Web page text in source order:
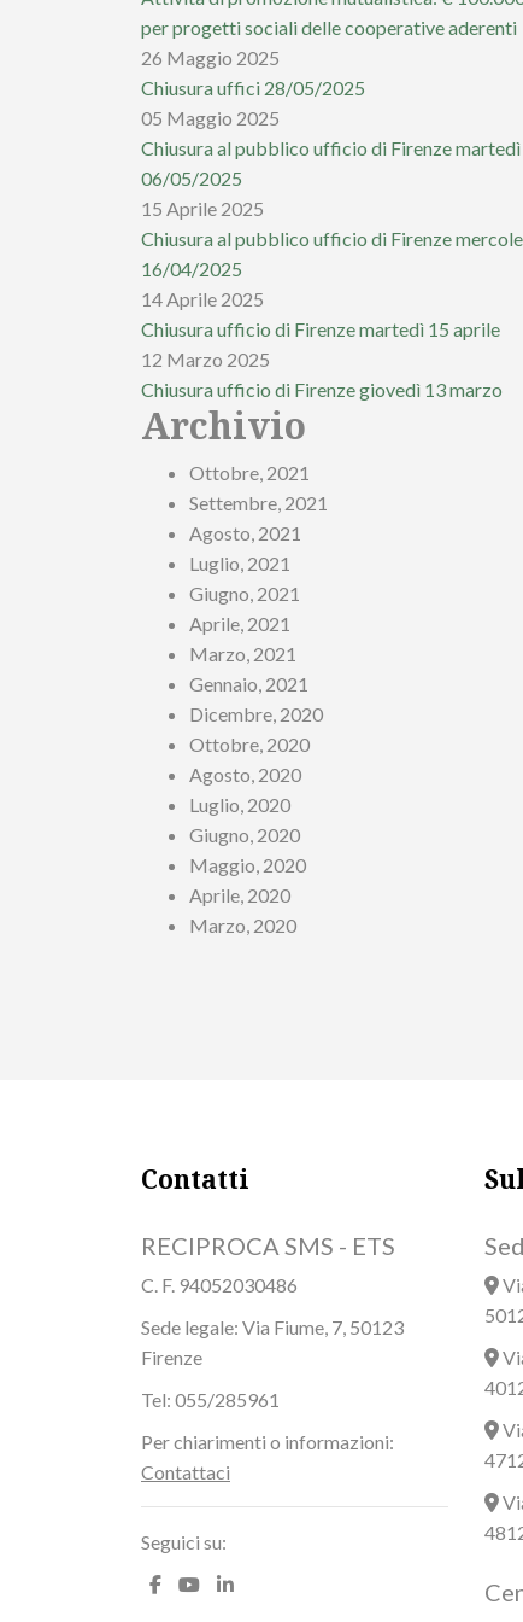
per progetti sociali delle cooperative aderenti
26 Maggio 2025
Chiusura uffici 28/05/2025
05 Maggio 2025
Chiusura al pubblico ufficio di Firenze martedì
06/05/2025
15 Aprile 2025
Chiusura al pubblico ufficio di Firenze
16/04/2025
14 Aprile 2025
Chiusura ufficio di Firenze martedì 15 aprile
12 Marzo 2025
Chiusura ufficio di Firenze giovedì 13 marzo
Archivio
Ottobre, 2021
Settembre, 2021
Agosto, 2021
Luglio, 2021
Giugno, 2021
Aprile, 2021
Marzo, 2021
Gennaio, 2021
Dicembre, 2020
Ottobre, 2020
Agosto, 2020
Luglio, 2020
Giugno, 2020
Maggio, 2020
Aprile, 2020
Marzo, 2020
Contatti
RECIPROCA SMS - ETS
C. F. 94052030486
Sede legale: Via Fiume, 7, 50123
Firenze
Tel: 055/285961
Per chiarimenti o informazioni:
Contattaci
Seguici su: